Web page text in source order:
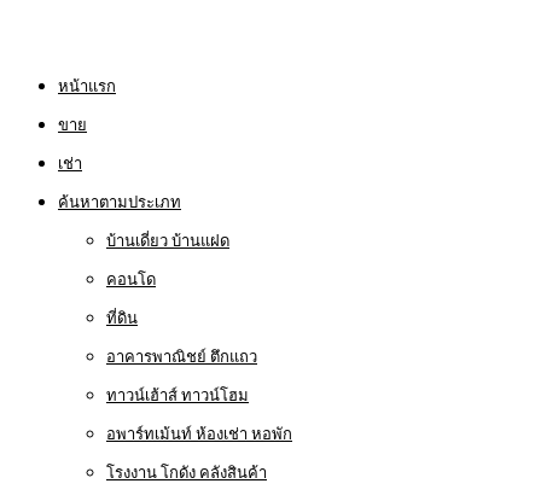
หน้าแรก
ขาย
เช่า
ค้นหาตามประเภท
บ้านเดี่ยว บ้านแฝด
คอนโด
ที่ดิน
อาคารพาณิชย์ ตึกแถว
ทาวน์เฮ้าส์ ทาวน์โฮม
อพาร์ทเม้นท์ ห้องเช่า หอพัก
โรงงาน โกดัง คลังสินค้า